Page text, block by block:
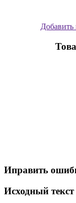
Добавить
Иправить
Исходный текст